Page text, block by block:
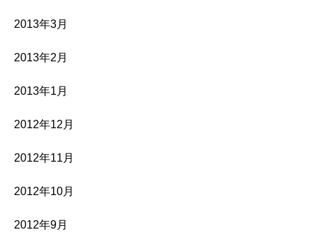
2013年3月
2013年2月
2013年1月
2012年12月
2012年11月
2012年10月
2012年9月